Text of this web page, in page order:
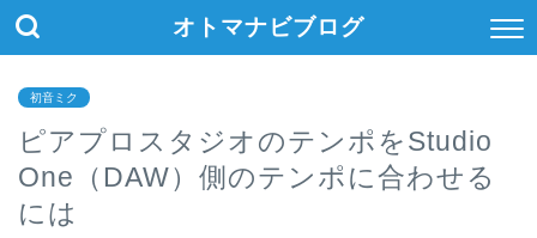
オトマナビブログ
初音ミク
ピアプロスタジオのテンポをStudio
One（DAW）側のテンポに合わせる
には